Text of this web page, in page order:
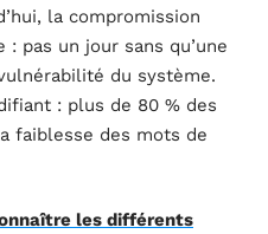
la compromission
: pas un jour sans qu’une
du système.
: plus de 80 % des
faiblesse des mots de
les différents